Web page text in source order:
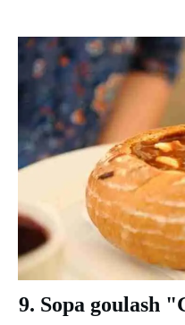
9. Sopa goulash